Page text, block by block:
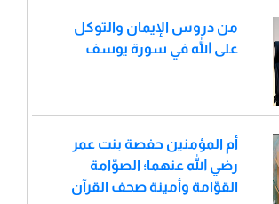
من دروس الإيمان والتوكل
على الله في سورة يوسف
أم المؤمنين حفصة بنت عمر
رضي الله عنهما؛ الصوّامة
القوّامة وأمينة صحف القرآن